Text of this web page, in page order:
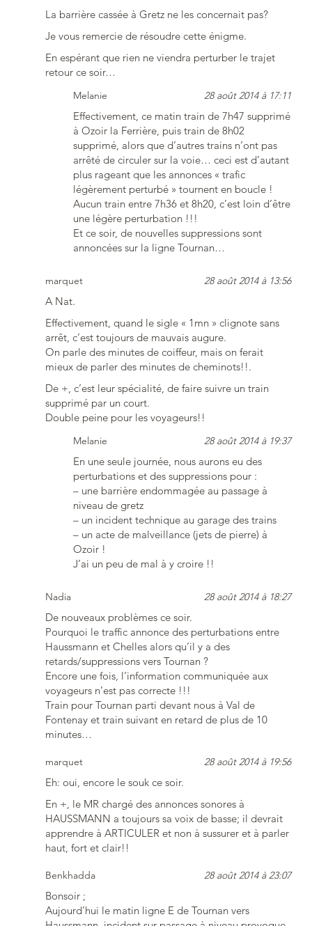
La barrière cassée à Gretz ne les concernait pas?
Je vous remercie de résoudre cette énigme.
En espérant que rien ne viendra perturber le trajet
retour ce soir…
Melanie 28 août 2014 à 17:11
Effectivement, ce matin train de 7h47 supprimé
à Ozoir la Ferrière, puis train de 8h02
supprimé, alors que d’autres trains n’ont pas
arrêté de circuler sur la voie… ceci est d’autant
plus rageant que les annonces « trafic
légèrement perturbé » tournent en boucle !
Aucun train entre 7h36 et 8h20, c’est loin d’être
une légère perturbation !!!
Et ce soir, de nouvelles suppressions sont
annoncées sur la ligne Tournan…
marquet 28 août 2014 à 13:56
A Nat.
Effectivement, quand le sigle « 1mn » clignote sans
arrêt, c’est toujours de mauvais augure.
On parle des minutes de coiffeur, mais on ferait
mieux de parler des minutes de cheminots!!.
De +, c’est leur spécialité, de faire suivre un train
supprimé par un court.
Double peine pour les voyageurs!!
Melanie 28 août 2014 à 19:37
En une seule journée, nous aurons eu des
perturbations et des suppressions pour :
– une barrière endommagée au passage à
niveau de gretz
– un incident technique au garage des trains
– un acte de malveillance (jets de pierre) à
Ozoir !
J’ai un peu de mal à y croire !!
Nadia 28 août 2014 à 18:27
De nouveaux problèmes ce soir.
Pourquoi le traffic annonce des perturbations entre
Haussmann et Chelles alors qu’il y a des
retards/suppressions vers Tournan ?
Encore une fois, l’information communiquée aux
voyageurs n’est pas correcte !!!
Train pour Tournan parti devant nous à Val de
Fontenay et train suivant en retard de plus de 10
minutes…
marquet 28 août 2014 à 19:56
Eh: oui, encore le souk ce soir.
En +, le MR chargé des annonces sonores à
HAUSSMANN a toujours sa voix de basse; il devrait
apprendre à ARTICULER et non à sussurer et à parler
haut, fort et clair!!
Benkhadda 28 août 2014 à 23:07
Bonsoir ;
Aujourd’hui le matin ligne E de Tournan vers